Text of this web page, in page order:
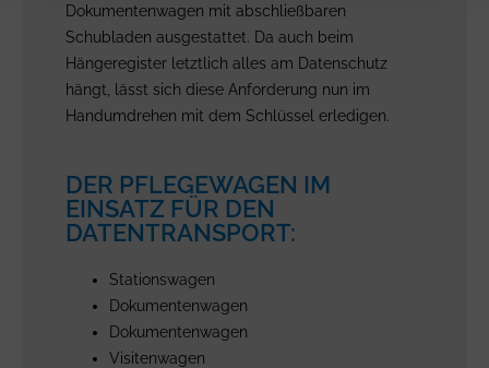
Dokumentenwagen mit abschließbaren
Schubladen ausgestattet. Da auch beim
Hängeregister letztlich alles am Datenschutz
hängt, lässt sich diese Anforderung nun im
Handumdrehen mit dem Schlüssel erledigen.
DER PFLEGEWAGEN IM
EINSATZ FÜR DEN
DATENTRANSPORT:
Stationswagen
Dokumentenwagen
Dokumentenwagen
Visitenwagen